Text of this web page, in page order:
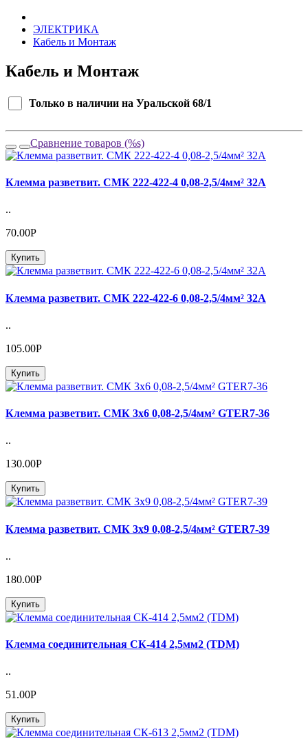
ЭЛЕКТРИКА
Кабель и Монтаж
Кабель и Монтаж
Только в наличии на Уральской 68/1
Сравнение товаров (%s)
Клемма разветвит. СМК 222-422-4 0,08-2,5/4мм² 32А
..
70.00Р
Купить
Клемма разветвит. СМК 222-422-6 0,08-2,5/4мм² 32А
..
105.00Р
Купить
Клемма разветвит. СМК 3х6 0,08-2,5/4мм² GTER7-36
..
130.00Р
Купить
Клемма разветвит. СМК 3х9 0,08-2,5/4мм² GTER7-39
..
180.00Р
Купить
Клемма соединительная СК-414 2,5мм2 (TDM)
..
51.00Р
Купить